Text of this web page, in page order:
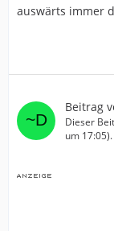
auswärts immer
Beitrag
Dieser
um 17:05).